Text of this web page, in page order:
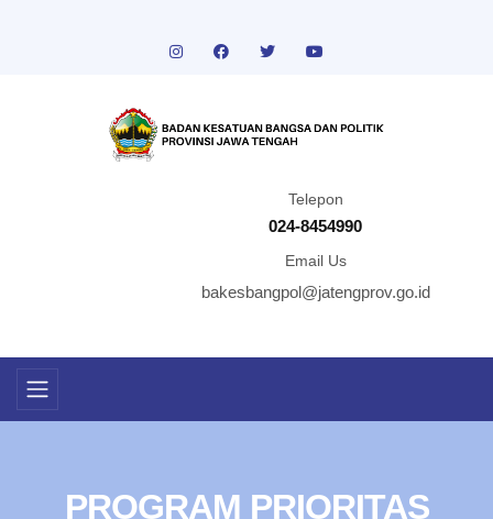
Telepon
024-8454990
Email Us
bakesbangpol@jatengprov.go.id
PROGRAM PRIORITAS